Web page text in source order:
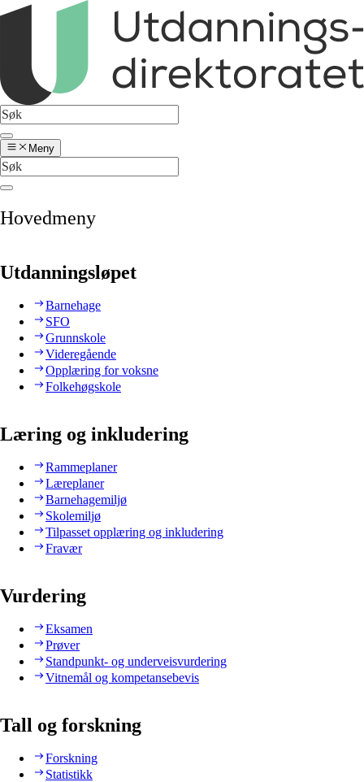
Meny
Hovedmeny
Utdanningsløpet
Barnehage
SFO
Grunnskole
Videregående
Opplæring for voksne
Folkehøgskole
Læring og inkludering
Rammeplaner
Læreplaner
Barnehagemiljø
Skolemiljø
Tilpasset opplæring og inkludering
Fravær
Vurdering
Eksamen
Prøver
Standpunkt- og underveisvurdering
Vitnemål og kompetansebevis
Tall og forskning
Forskning
Statistikk